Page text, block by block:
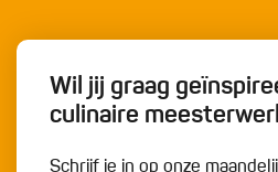
Wil jij graag
culinaire
Schrijf je in op onze